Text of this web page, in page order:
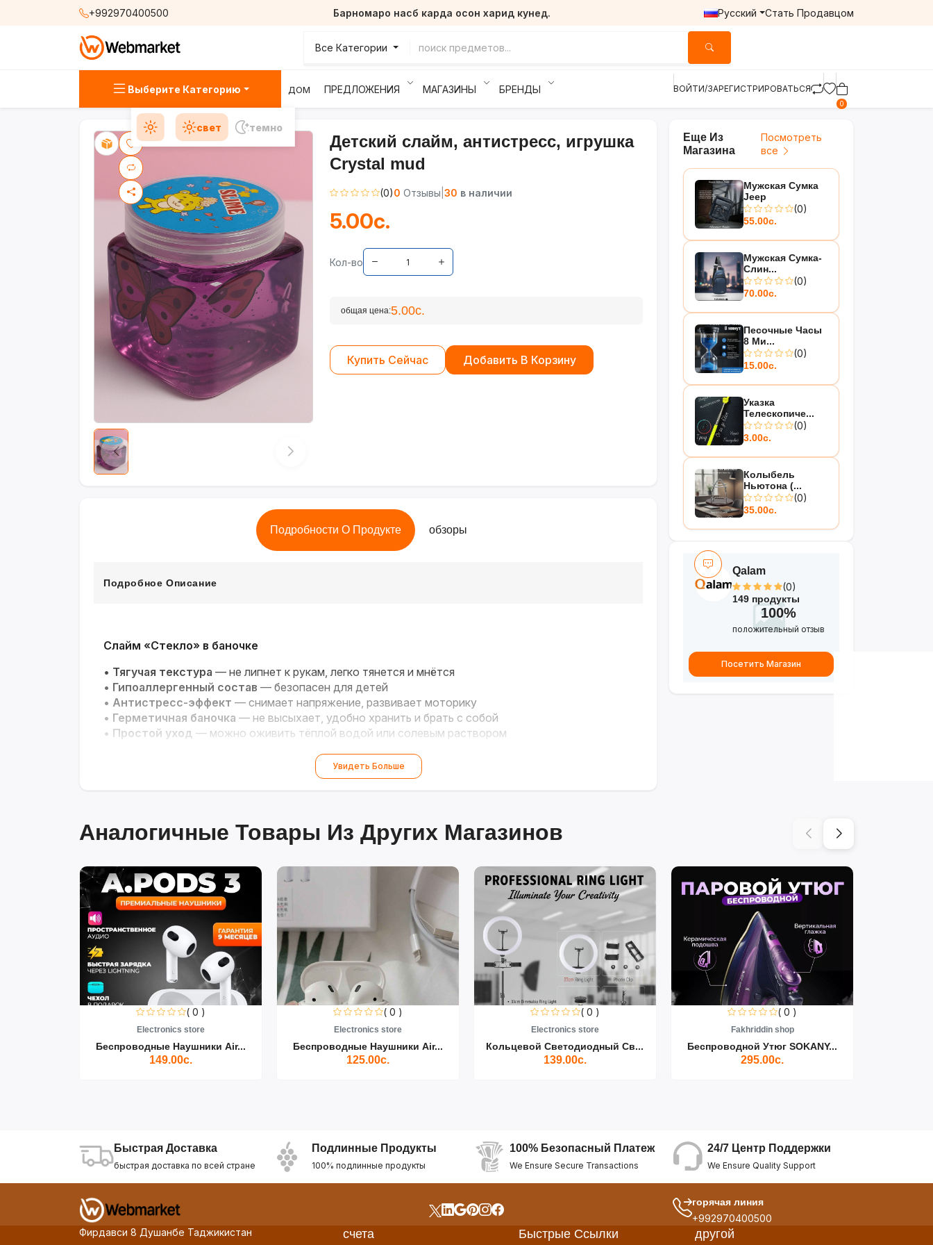
+992970400500 Барномаро насб карда осон харид кунед. Русский Стать Продавцом
Все Категории
Выберите Категорию ДОМ ПРЕДЛОЖЕНИЯ МАГАЗИНЫ БРЕНДЫ ВОЙТИ/ЗАРЕГИСТРИРОВАТЬСЯ
0
свет темно
Детский слайм, антистресс, игрушка
Crystal mud
(0)0 Отзывы 30 в наличии
5.00с.
Кол-во
общая цена:5.00с.
Купить Сейчас Добавить В Корзину
Подробности О Продукте обзоры
Подробное Описание
Слайм «Стекло» в баночке
• Тягучая текстура — не липнет к рукам, легко тянется и мнётся
• Гипоаллергенный состав — безопасен для детей
• Антистресс-эффект — снимает напряжение, развивает моторику
• Герметичная баночка — не высыхает, удобно хранить и брать с собой
• Простой уход — можно оживить тёплой водой или солевым раствором
Увидеть Больше
Еще Из
Магазина
Посмотреть
все
Мужская Сумка
Jeep
(0)
55.00с.
Мужская Сумка-
Слин...
(0)
70.00с.
Песочные Часы
8 Ми...
(0)
15.00с.
Указка
Телескопиче...
(0)
3.00с.
Колыбель
Ньютона (...
(0)
35.00с.
Qalam
(0)
149 продукты
100%
положительный отзыв
Посетить Магазин
Аналогичные Товары Из Других Магазинов
( 0 )
Electronics store
Беспроводные Наушники Air...
149.00с.
( 0 )
Electronics store
Беспроводные Наушники Air...
125.00с.
( 0 )
Electronics store
Кольцевой Светодиодный Св...
139.00с.
( 0 )
Fakhriddin shop
Беспроводной Утюг SOKANY...
295.00с.
Быстрая Доставка
быстрая доставка по всей стране
Подлинные Продукты
100% подлинные продукты
100% Безопасный Платеж
We Ensure Secure Transactions
24/7 Центр Поддержки
We Ensure Quality Support
горячая линия
+992970400500
Фирдавси 8 Душанбе Таджикистан
счета Быстрые Ссылки другой